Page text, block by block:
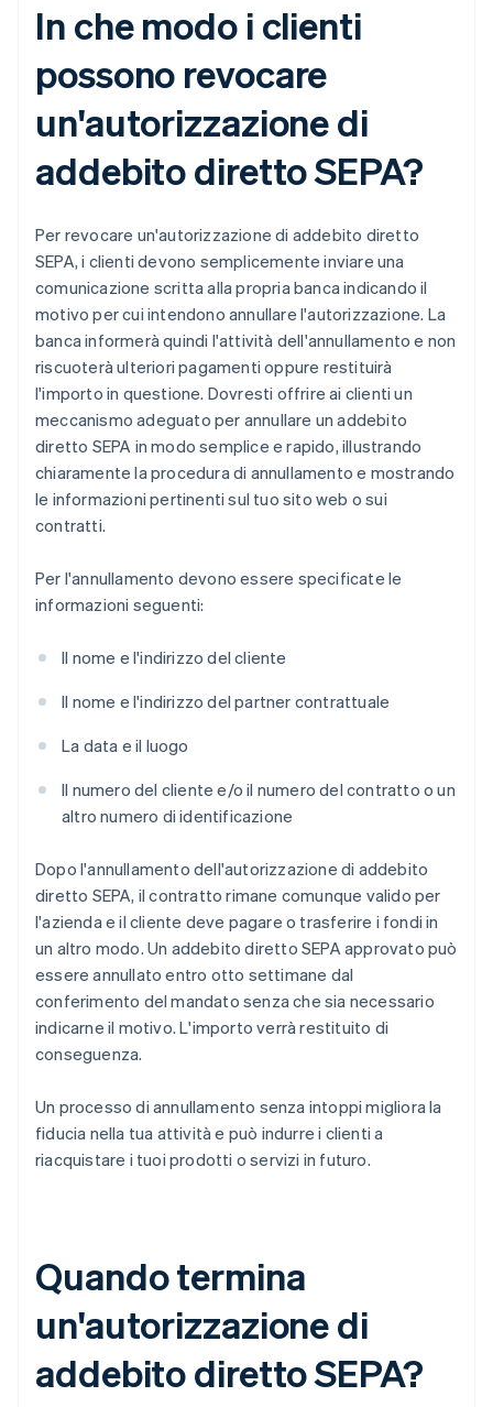
In che modo i clienti
possono revocare
un'autorizzazione di
addebito diretto SEPA?
Per revocare un'autorizzazione di addebito diretto
SEPA, i clienti devono semplicemente inviare una
comunicazione scritta alla propria banca indicando il
motivo per cui intendono annullare l'autorizzazione. La
banca informerà quindi l'attività dell'annullamento e non
riscuoterà ulteriori pagamenti oppure restituirà
l'importo in questione. Dovresti offrire ai clienti un
meccanismo adeguato per annullare un addebito
diretto SEPA in modo semplice e rapido, illustrando
chiaramente la procedura di annullamento e mostrando
le informazioni pertinenti sul tuo sito web o sui
contratti.
Per l'annullamento devono essere specificate le
informazioni seguenti:
Il nome e l'indirizzo del cliente
Il nome e l'indirizzo del partner contrattuale
La data e il luogo
Il numero del cliente e/o il numero del contratto o un
altro numero di identificazione
Dopo l'annullamento dell'autorizzazione di addebito
diretto SEPA, il contratto rimane comunque valido per
l'azienda e il cliente deve pagare o trasferire i fondi in
un altro modo. Un addebito diretto SEPA approvato può
essere annullato entro otto settimane dal
conferimento del mandato senza che sia necessario
indicarne il motivo. L'importo verrà restituito di
conseguenza.
Un processo di annullamento senza intoppi migliora la
fiducia nella tua attività e può indurre i clienti a
riacquistare i tuoi prodotti o servizi in futuro.
Quando termina
un'autorizzazione di
addebito diretto SEPA?